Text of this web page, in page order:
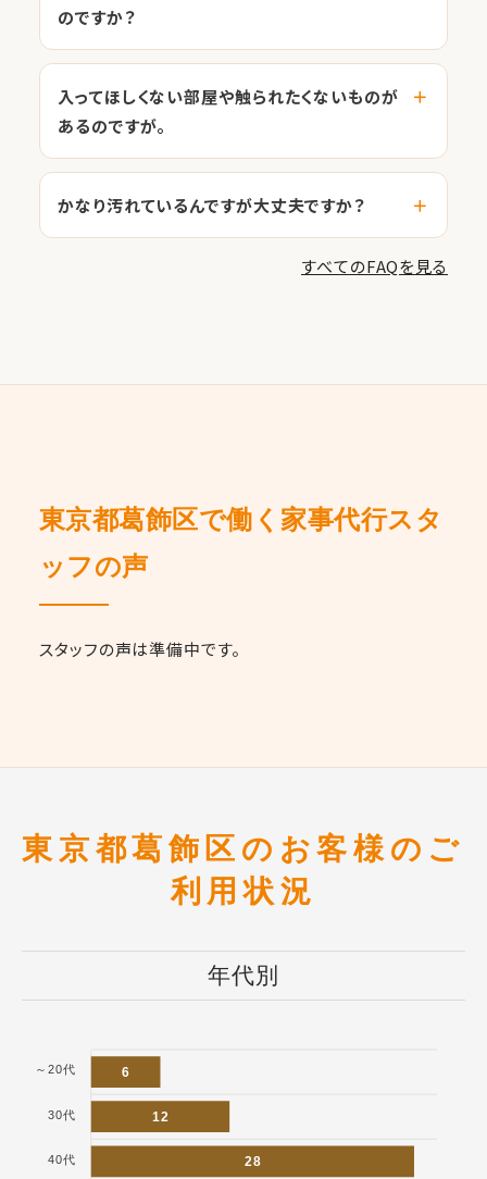
のですか？
入ってほしくない部屋や触られたくないものが
あるのですが。
かなり汚れているんですが大丈夫ですか？
すべてのFAQを見る
東京都葛飾区で働く家事代行スタ
ッフの声
スタッフの声は準備中です。
東京都葛飾区のお客様のご
利用状況
年代別
6
12
28
～20代
30代
40代